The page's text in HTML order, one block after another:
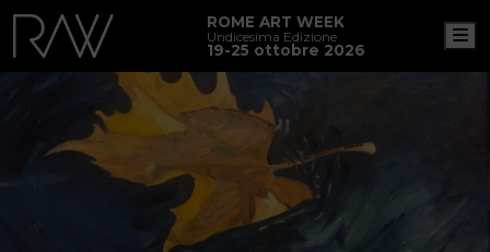
ROME ART WEEK
Undicesima Edizione
19-25 ottobre 2026